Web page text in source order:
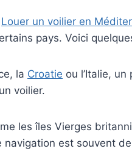
Louer un voilier en
pays. Voici
la Croatie ou l’Italie,
voilier.
les îles Vierges
est souvent